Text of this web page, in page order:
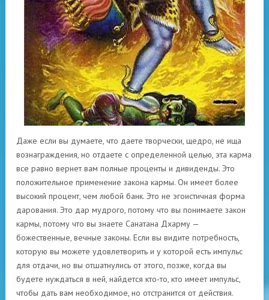
Даже если вы думаете, что даете творчески, щедро, не ища
вознаграждения, но отдаете с определенной целью, эта карма
все равно вернет вам полные проценты и дивиденды. Это
положительное применение закона кармы. Он имеет более
высокий процент, чем любой банк. Это не эгоистичная форма
дарования. Это дар мудрого, потому что вы понимаете закон
кармы, потому что вы знаете Санатана Дхарму —
божественные, вечные законы. Если вы видите потребность,
которую вы можете удовлетворить и у которой есть импульс
для отдачи, но вы отшатнулись от этого, позже, когда вы
будете нуждаться в ней, найдется кто-то, кто имеет импульс,
чтобы дать вам необходимое, но отстранится от действия.